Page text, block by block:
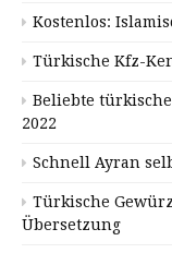
Kostenlos:
Türkische Kfz-
Beliebte
2022
Schnell Ayran
Türkische
Übersetzung